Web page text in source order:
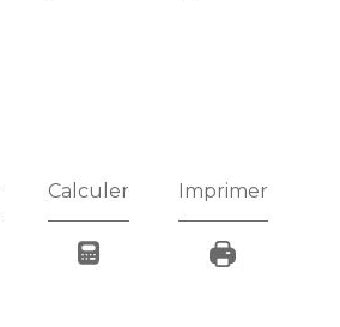
Calculer Imprimer